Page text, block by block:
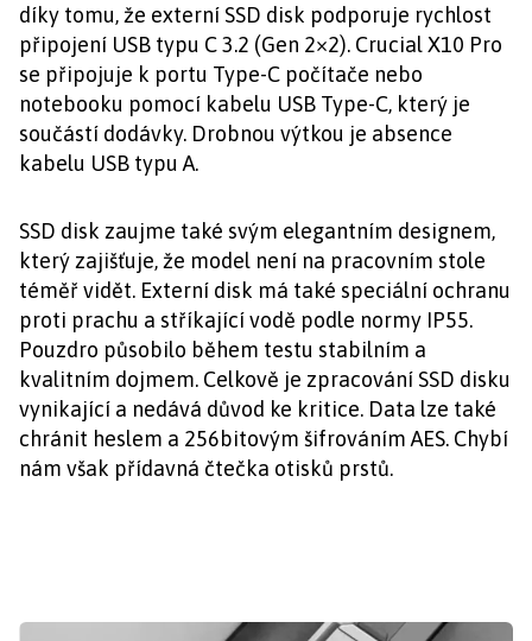
díky tomu, že externí SSD disk podporuje rychlost
připojení USB typu C 3.2 (Gen 2×2). Crucial X10 Pro
se připojuje k portu Type-C počítače nebo
notebooku pomocí kabelu USB Type-C, který je
součástí dodávky. Drobnou výtkou je absence
kabelu USB typu A.
SSD disk zaujme také svým elegantním designem,
který zajišťuje, že model není na pracovním stole
téměř vidět. Externí disk má také speciální ochranu
proti prachu a stříkající vodě podle normy IP55.
Pouzdro působilo během testu stabilním a
kvalitním dojmem. Celkově je zpracování SSD disku
vynikající a nedává důvod ke kritice. Data lze také
chránit heslem a 256bitovým šifrováním AES. Chybí
nám však přídavná čtečka otisků prstů.